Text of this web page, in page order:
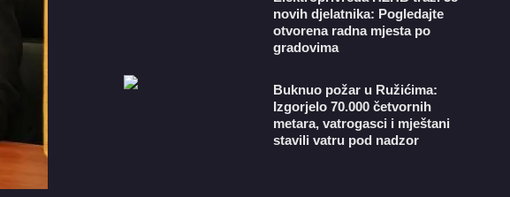
novih djelatnika: Pogledajte
otvorena radna mjesta po
gradovima
Buknuo požar u Ružićima:
Izgorjelo 70.000 četvornih
metara, vatrogasci i mještani
stavili vatru pod nadzor